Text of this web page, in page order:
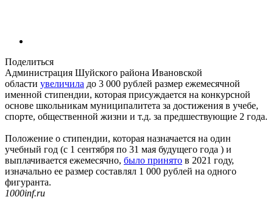
Поделиться
Администрация Шуйского района Ивановской
области увеличила до 3 000 рублей размер ежемесячной
именной стипендии, которая присуждается на конкурсной
основе школьникам муниципалитета за достижения в учебе,
спорте, общественной жизни и т.д. за предшествующие 2 года.
Положение о стипендии, которая назначается на один
учебный год (с 1 сентября по 31 мая будущего года ) и
выплачивается ежемесячно, было принято в 2021 году,
изначально ее размер составлял 1 000 рублей на одного
фигуранта.
1000inf.ru